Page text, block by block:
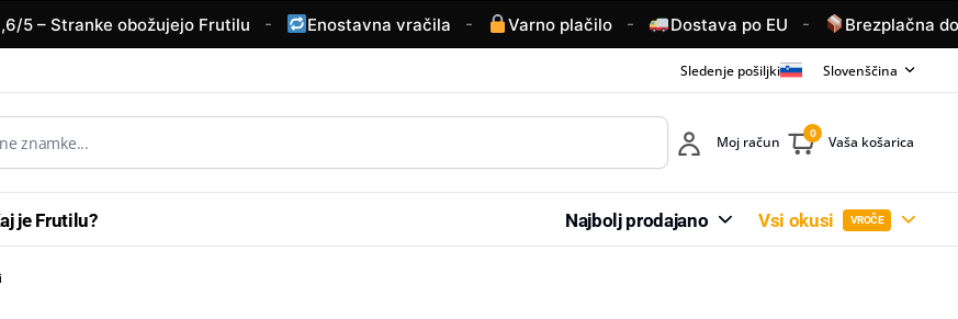
– Stranke obožujejo Frutilu - Enostavna vračila - Varno plačilo - Dostava po EU - Brezplačna
Sledenje pošiljki Slovenščina
Moj račun 0 Vaša košarica
je Frutilu? Najbolj prodajano Vsi okusi VROČE